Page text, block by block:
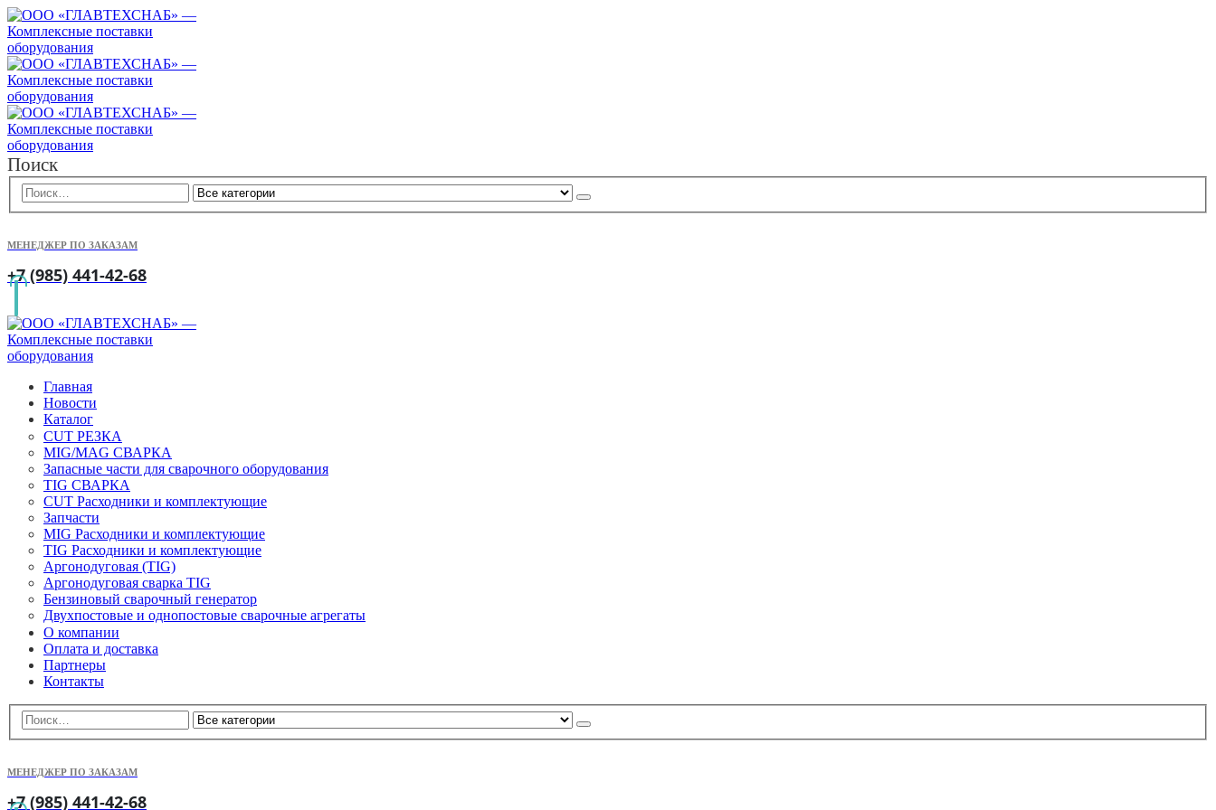
Поиск
МЕНЕДЖЕР ПО ЗАКАЗАМ
+7 (985) 441-42-68
Главная
Новости
Каталог
CUT РЕЗКА
MIG/MAG СВАРКА
Запасные части для сварочного оборудования
TIG СВАРКА
CUT Расходники и комплектующие
Запчасти
MIG Расходники и комплектующие
TIG Расходники и комплектующие
Аргонодуговая (TIG)
Аргонодуговая сварка TIG
Бензиновый сварочный генератор
Двухпостовые и однопостовые сварочные агрегаты
О компании
Оплата и доставка
Партнеры
Контакты
МЕНЕДЖЕР ПО ЗАКАЗАМ
+7 (985) 441-42-68